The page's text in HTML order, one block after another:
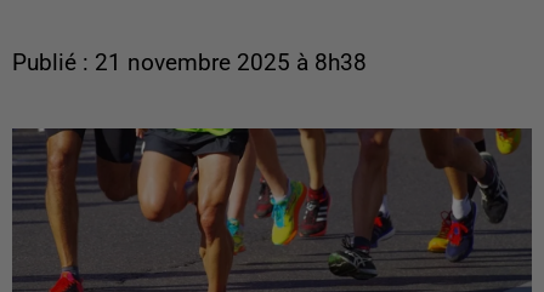
Publié : 21 novembre 2025 à 8h38